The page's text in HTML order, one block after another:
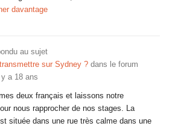
davantage
au sujet
sur Sydney ? dans le forum
y a 18 ans
deux français et laissons notre
nous rapprocher de nos stages. La
située dans une rue très calme dans une